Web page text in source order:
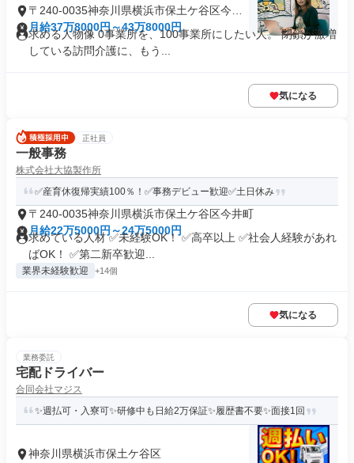
〒240-0035神奈川県横浜市保土ケ谷区今井
町
月給37万8000円～43万8000円
求める人物像 0事業所を、100事業所にしたい人。 閉鎖が激増
している訪問介護に、もう...
気になる
正社員
一般事務
株式会社大協製作所
✅産育休復帰実績100％！✅事務デビュー歓迎✅土日休み
〒240-0035神奈川県横浜市保土ケ谷区今井町
月給22万5000円～24万5000円
求めている人材 ✅未経験OK！ ✅高卒以上 ✅社会人経験があれ
ばOK！ ✅第二新卒歓迎...
業界未経験歓迎 +14個
気になる
業務委託
宅配ドライバー
合同会社マジス
✨週払可・入寮可✨研修中も日給2万保証✨履歴書不要✨面接1回
神奈川県横浜市保土ケ谷区